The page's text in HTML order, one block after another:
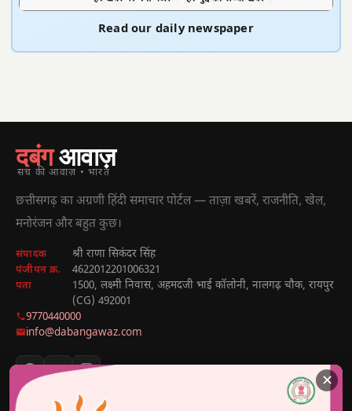
Read our daily newspaper
दबंगआवाज़
सच की आवाज़ • भारत
छत्तीसगढ़ का अग्रणी हिंदी समाचार पोर्टल — ताज़ा खबरें, राजनीति, खेल,
मनोरंजन और बहुत कुछ।
संपादक श्री राणा सिकंदर सिंह
पंजीयन क्र. 4622012201006321
पता
1500, लक्ष्मी निवास, अहमदजी भाई कॉलोनी, नालगढ़ चौक, रायपुर
(CG) 492001
9770440000
info@dabangawaz.com
मुख्य खबरें उपयोगी लिंक
✕